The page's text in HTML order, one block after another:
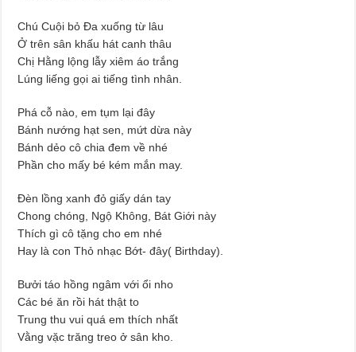
Chú Cuội bỏ Đa xuống từ lâu
Ở trên sân khấu hát canh thâu
Chị Hằng lộng lẫy xiêm áo trắng
Lúng liếng gọi ai tiếng tình nhân.
Phá cỗ nào, em tụm lại đây
Bánh nướng hạt sen, mứt dừa này
Bánh dẻo cô chia đem về nhé
Phần cho mấy bé kém mắn may.
Đèn lồng xanh đỏ giấy dán tay
Chong chóng, Ngộ Không, Bát Giới này
Thích gì cô tặng cho em nhé
Hay là con Thỏ nhạc Bớt- đây( Birthday).
Bưởi táo hồng ngâm với ổi nho
Các bé ăn rồi hát thật to
Trung thu vui quá em thích nhất
Vằng vặc trăng treo ở sân kho.